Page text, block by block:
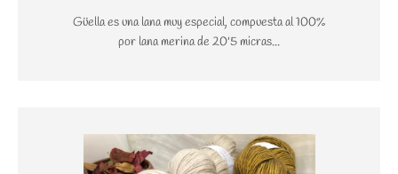
Güella es una lana muy especial, compuesta al 100%
por lana merina de 20'5 micras...